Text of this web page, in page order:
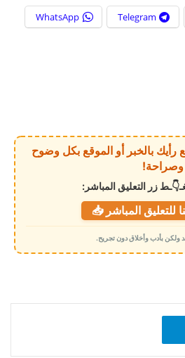
Telegram
WhatsApp
ضع رأيك بالخبر أو الموقع بكل وضوح
وصراحة!
زر التعليق المباشر:
للتعليق المباشر 📥
ولكن بأدب وأخلاق دون تجريح.